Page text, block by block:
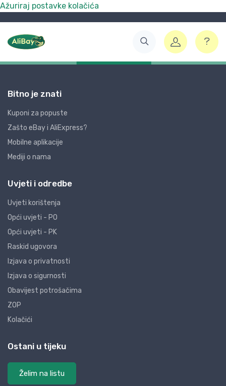
Ažuriraj postavke kolačića
Bitno je znati
Kuponi za popuste
Zašto eBay i AliExpress?
Mobilne aplikacije
Mediji o nama
Uvjeti i odredbe
Uvjeti korištenja
Opći uvjeti - PO
Opći uvjeti - PK
Raskid ugovora
Izjava o privatnosti
Izjava o sigurnosti
Obavijest potrošačima
ZOP
Kolačići
Ostani u tijeku
Želim na listu